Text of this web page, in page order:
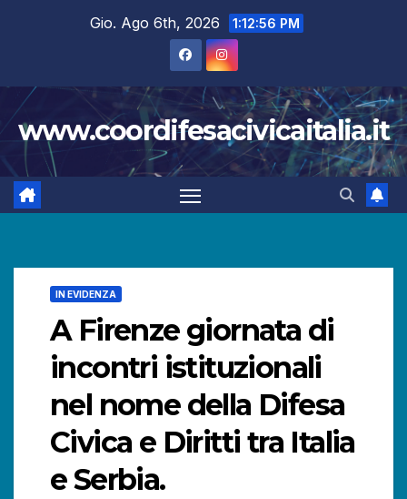
Gio. Ago 6th, 2026 1:12:57 PM
www.coordifesacivicaitalia.it
IN EVIDENZA
A Firenze giornata di
incontri istituzionali
nel nome della Difesa
Civica e Diritti tra Italia
e Serbia.